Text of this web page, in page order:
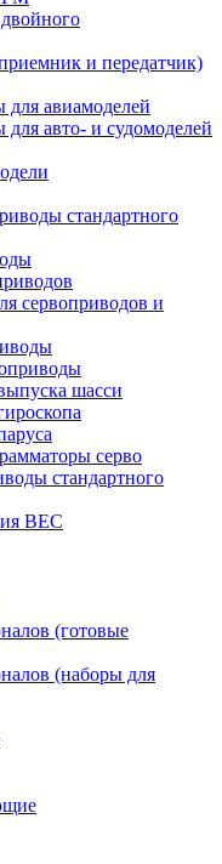
и передатчик)
для авиамоделей
авто- и судомоделей
стандартного
сервоприводов и
шасси
серво
стандартного
BEC
(готовые
(наборы для